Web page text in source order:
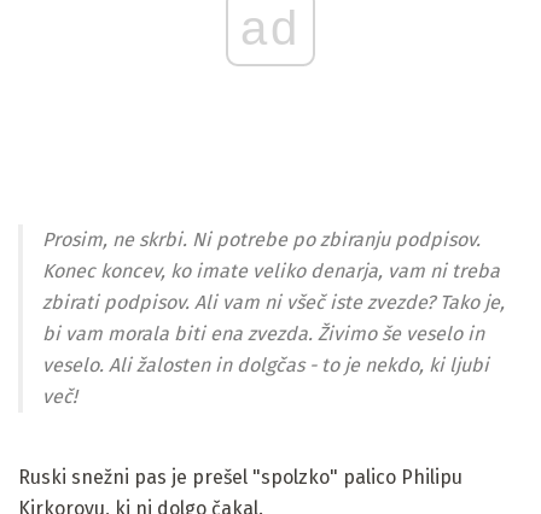
ad
Prosim, ne skrbi. Ni potrebe po zbiranju podpisov.
Konec koncev, ko imate veliko denarja, vam ni treba
zbirati podpisov. Ali vam ni všeč iste zvezde? Tako je,
bi vam morala biti ena zvezda. Živimo še veselo in
veselo. Ali žalosten in dolgčas - to je nekdo, ki ljubi
več!
Ruski snežni pas je prešel "spolzko" palico Philipu
Kirkorovu, ki ni dolgo čakal.